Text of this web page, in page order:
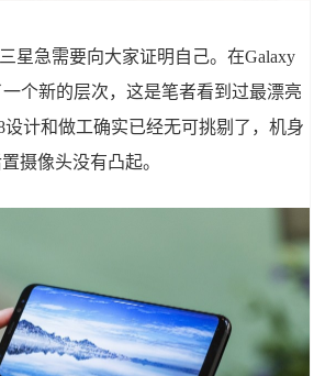
星急需要向大家证明自己。在Galaxy
个新的层次，这是笔者看到过最漂亮
设计和做工确实已经无可挑剔了，机身
摄像头没有凸起。